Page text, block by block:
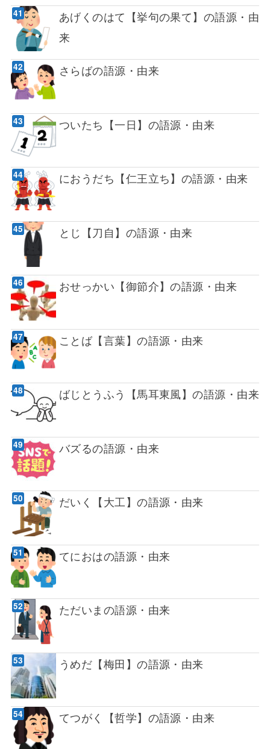
あげくのはて【挙句の果て】の語源・由
来
さらばの語源・由来
ついたち【一日】の語源・由来
におうだち【仁王立ち】の語源・由来
とじ【刀自】の語源・由来
おせっかい【御節介】の語源・由来
ことば【言葉】の語源・由来
ばじとうふう【馬耳東風】の語源・由来
バズるの語源・由来
だいく【大工】の語源・由来
てにおはの語源・由来
ただいまの語源・由来
うめだ【梅田】の語源・由来
てつがく【哲学】の語源・由来